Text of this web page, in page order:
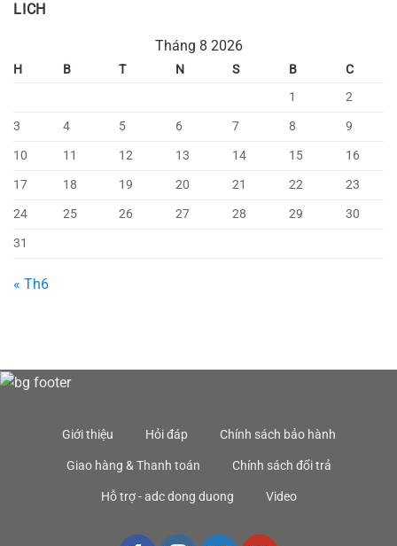
LICH
Tháng 8 2026
H B T N S B
C
1
2
3
4 5 6 7 8
9
10
11 12 13 14 15
16
17
18 19 20 21 22
23
24
25 26 27 28 29
30
31
« Th6
Giới thiệu Hỏi đáp Chính sách bảo hành
Giao hàng & Thanh toán Chính sách đổi trả
Hỗ trợ - adc dong duong Video